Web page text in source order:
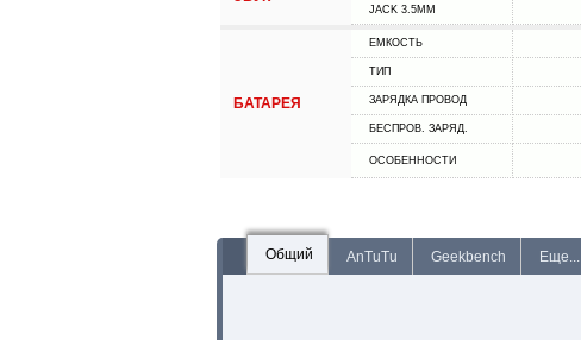
JACK 3.5MM
БАТАРЕЯ
ЕМКОСТЬ
ТИП
ЗАРЯДКА ПРОВОД
БЕСПРОВ. ЗАРЯД.
ОСОБЕННОСТИ
Общий AnTuTu Geekbench Еще...